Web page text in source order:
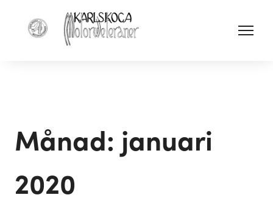
Månad: januari
2020